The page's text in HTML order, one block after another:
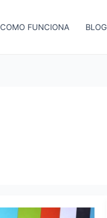
COMO FUNCIONA BLOG